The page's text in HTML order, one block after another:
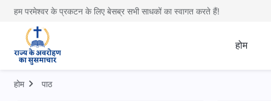
हम परमेश्वर के प्रकटन के लिए बेसब्र सभी साधकों का स्वागत करते हैं!
होम
होम पाठ
खंड चार
अगुआओं और कार्यकर्ताओं की जिम्मेदारियाँ (15)
खंड पाँच
अगुआओं और कार्यकर्ताओं की जिम्मेदारियाँ (16)